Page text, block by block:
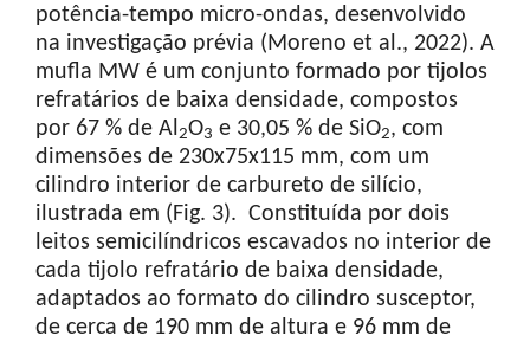
potência-tempo micro-ondas, desenvolvido
na investigação prévia (Moreno et al., 2022). A
mufla MW é um conjunto formado por tijolos
refratários de baixa densidade, compostos
por 67 % de Al 2O3 e 30,05 % de SiO2, com
dimensões de 230x75x115 mm, com um
cilindro interior de carbureto de silício,
ilustrada em (Fig. 3). Constituída por dois
leitos semicilíndricos escavados no interior de
cada tijolo refratário de baixa densidade,
adaptados ao formato do cilindro susceptor,
de cerca de 190 mm de altura e 96 mm de